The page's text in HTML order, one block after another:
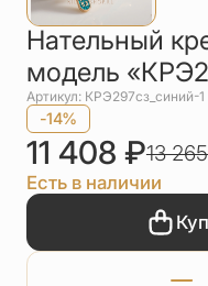
Нательный
модель
Артикул: КРЭ297сз_синий-1
-14%
11 408 ₽13
Есть в наличии